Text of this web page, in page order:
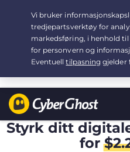
Your choice: The Best Dealfor
/
Styrk ditt
for$